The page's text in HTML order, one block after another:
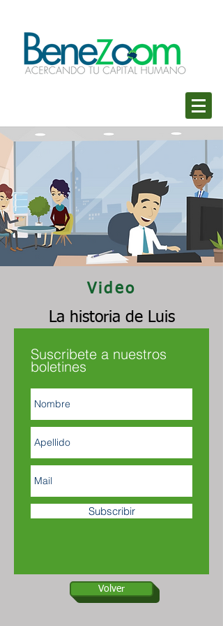
Video
La historia de Luis
Suscribete a nuestros
boletines
Subscribir
Volver